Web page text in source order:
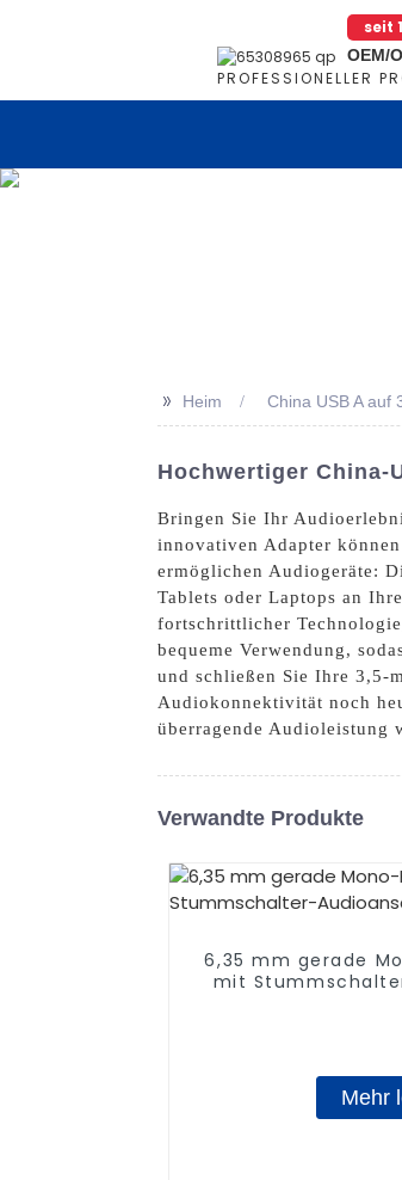
seit
OEM/
PROFESSIONELLER
>> Heim China USB A auf
Hochwertiger China-
Bringen Sie Ihr
innovativen Adapter
ermöglichen Audiogeräte:
Tablets oder Laptops an
fortschrittlicher
bequeme Verwendung,
und schließen Sie Ihre 3,5-
Audiokonnektivität noch
überragende Audioleistung
Verwandte Produkte
6,35 mm gerade
mit
Mehr